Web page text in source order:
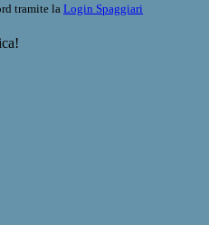
tramite la Login Spaggiari